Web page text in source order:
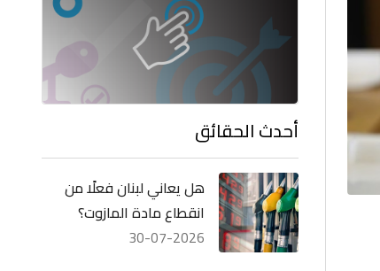
أحدث الحقائق
هل يعاني لبنان فعلًا من
انقطاع مادة المازوت؟
30-07-2026